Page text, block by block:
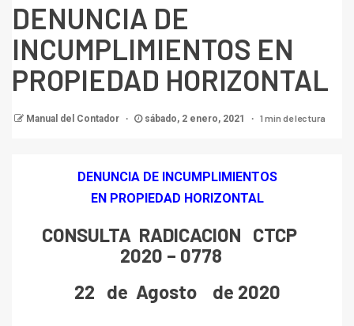
DENUNCIA DE
INCUMPLIMIENTOS EN
PROPIEDAD HORIZONTAL
Manual del Contador sábado, 2 enero, 2021 1 min de lectura
DENUNCIA DE INCUMPLIMIENTOS
EN PROPIEDAD HORIZONTAL
CONSULTA RADICACION CTCP
2020 – 0778
22 de Agosto de 2020